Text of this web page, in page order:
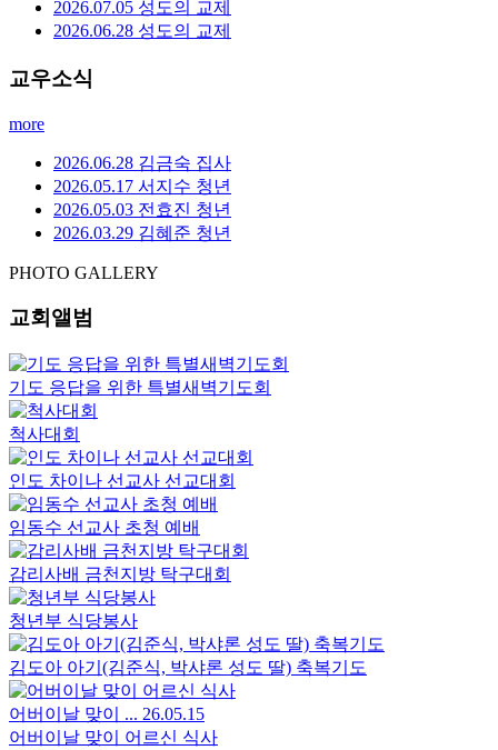
2026.07.05 성도의 교제
2026.06.28 성도의 교제
교우소식
more
2026.06.28 김금숙 집사
2026.05.17 서지수 청년
2026.05.03 전효진 청년
2026.03.29 김혜준 청년
PHOTO GALLERY
교회앨범
기도 응답을 위한 특별새벽기도회
척사대회
인도 차이나 선교사 선교대회
임동수 선교사 초청 예배
감리사배 금천지방 탁구대회
청년부 식당봉사
김도아 아기(김준식, 박샤론 성도 딸) 축복기도
어버이날 맞이 ... 26.05.15
어버이날 맞이 어르신 식사